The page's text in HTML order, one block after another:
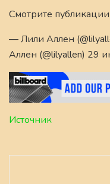
Смотрите
— Лили Аллен
Аллен (@lilyallen) 29
Источник